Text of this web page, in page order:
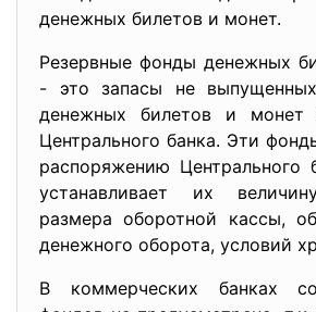
денежных билетов и монет.
Резервные фонды денежных
- это запасы не
денежных билетов и монет
Центрального банка. Эти
распоряжению Центрального
устанавливает их
размера оборотной кассы,
денежного оборота, условий
В коммерческих банках